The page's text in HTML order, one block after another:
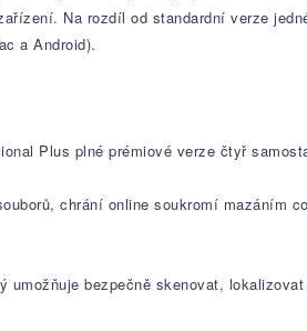
Na rozdíl od standardní verze
a Android).
Plus plné prémiové verze čtyř
chrání online soukromí mazáním
bezpečně skenovat,